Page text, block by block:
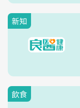
新知
飲食